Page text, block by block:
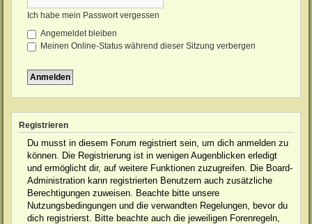
Ich habe mein Passwort vergessen
Angemeldet bleiben
Meinen Online-Status während dieser Sitzung verbergen
Registrieren
Du musst in diesem Forum registriert sein, um dich anmelden zu
können. Die Registrierung ist in wenigen Augenblicken erledigt
und ermöglicht dir, auf weitere Funktionen zuzugreifen. Die Board-
Administration kann registrierten Benutzern auch zusätzliche
Berechtigungen zuweisen. Beachte bitte unsere
Nutzungsbedingungen und die verwandten Regelungen, bevor du
dich registrierst. Bitte beachte auch die jeweiligen Forenregeln,